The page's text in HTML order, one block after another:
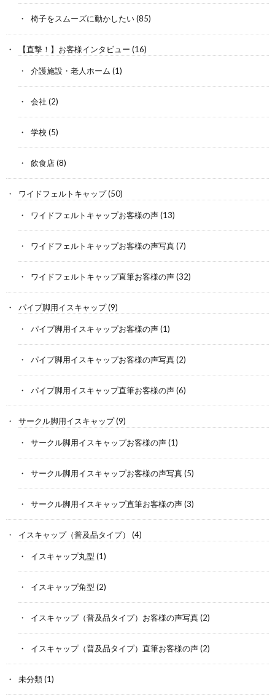
椅子をスムーズに動かしたい(85)
【直撃！】お客様インタビュー (16)
介護施設・老人ホーム (1)
会社 (2)
学校 (5)
飲食店(8)
ワイドフェルトキャップ(50)
ワイドフェルトキャップお客様の声(13)
ワイドフェルトキャップお客様の声写真(7)
ワイドフェルトキャップ直筆お客様の声(32)
パイプ脚用イスキャップ(9)
パイプ脚用イスキャップお客様の声(1)
パイプ脚用イスキャップお客様の声写真(2)
パイプ脚用イスキャップ直筆お客様の声(6)
サークル脚用イスキャップ(9)
サークル脚用イスキャップお客様の声(1)
サークル脚用イスキャップお客様の声写真(5)
サークル脚用イスキャップ直筆お客様の声(3)
イスキャップ（普及品タイプ） (4)
イスキャップ丸型 (1)
イスキャップ角型 (2)
イスキャップ（普及品タイプ）お客様の声写真(2)
イスキャップ（普及品タイプ）直筆お客様の声(2)
未分類(1)